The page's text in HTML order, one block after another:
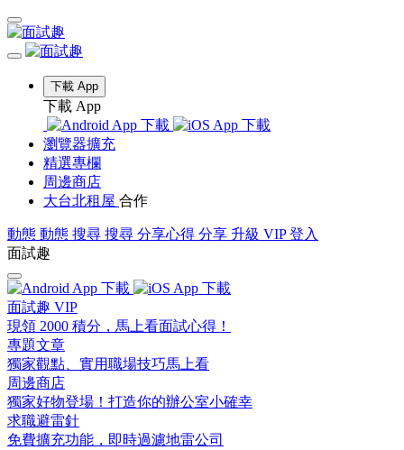
下載 App
下載 App
瀏覽器擴充
精選專欄
周邊商店
大台北租屋 合作
動態 動態 搜尋 搜尋 分享心得 分享 升級 VIP 登入
面試趣
面試趣 VIP
現領 2000 積分，馬上看面試心得！
專題文章
獨家觀點、實用職場技巧馬上看
周邊商店
獨家好物登場！打造你的辦公室小確幸
求職避雷針
免費擴充功能，即時過濾地雷公司